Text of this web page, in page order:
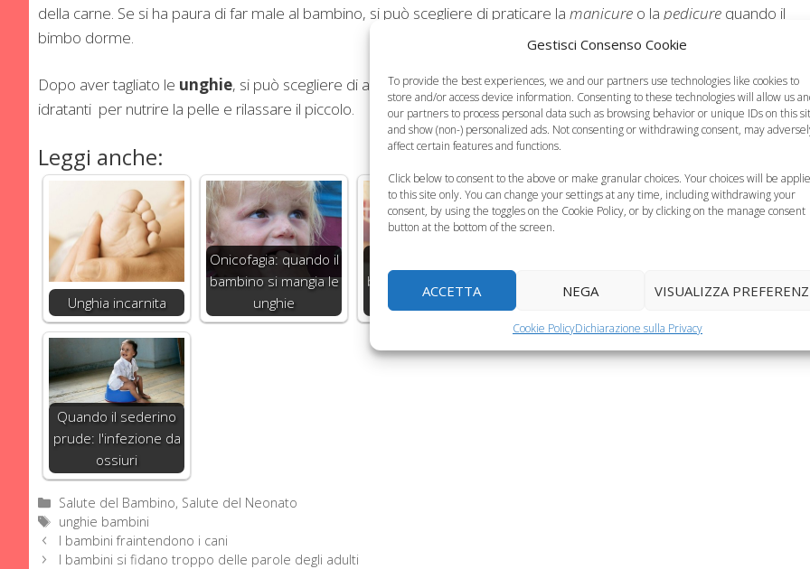
Gestisci Consenso Cookie
To provide the best experiences, we and our partners use technologies like cookies to
store and/or access device information. Consenting to these technologies will allow us
our partners to process personal data such as browsing behavior or unique IDs on this
and show (non-) personalized ads. Not consenting or withdrawing consent, may
affect certain features and functions.
Click below to consent to the above or make granular choices. Your choices will be
to this site only. You can change your settings at any time, including withdrawing your
consent, by using the toggles on the Cookie Policy, or by clicking on the manage consent
button at the bottom of the screen.
ACCETTA NEGA VISUALIZZA
Cookie PolicyDichiarazione sulla Privacy
della carne. Se si ha paura di far male al bambino, si può scegliere di praticare la manicure o la pedicure quando il
bimbo dorme.
Dopo aver tagliato le unghie, si può scegliere di applicare sulle mani e sui piedi del bambino dell’olioo della
idratanti per nutrire la pelle e rilassare il piccolo.
Leggi anche:
Unghia incarnita
Onicofagia: quando il
bambino si mangia le
unghie
bambini dal freddo e
dai malanni?
bambini affetti
allergie
Quando il sederino
prude: l'infezione da
ossiuri
Categorie
Salute del Bambino, Salute del Neonato
Tag
unghie bambini
I bambini fraintendono i cani
I bambini si fidano troppo delle parole degli adulti